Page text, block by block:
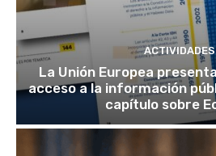
ACTIVIDADES
La Unión Europea
acceso a la información
capítulo sobre